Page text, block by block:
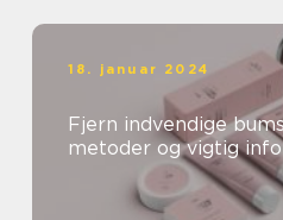
18. januar 2024
Fjern indvendige
metoder og vigtig